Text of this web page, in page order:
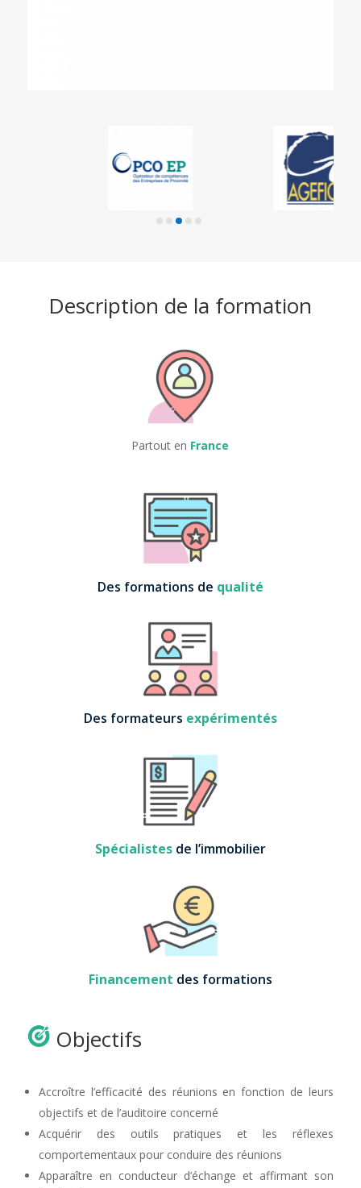
Description de la formation
Partout en France
Des formations de qualité
Des formateurs expérimentés
Spécialistesde l’immobilier
Financement des formations
Objectifs
Accroître l’efficacité des réunions en fonction de leurs
objectifs et de l’auditoire concerné
Acquérir des outils pratiques et les réflexes
comportementaux pour conduire des réunions
Apparaître en conducteur d’échange et affirmant son